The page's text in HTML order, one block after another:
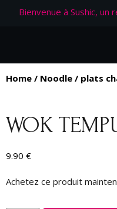
Bienvenue à Sushic,
Home / Noodle / plats
WOK
9.90 €
Achetez ce produit